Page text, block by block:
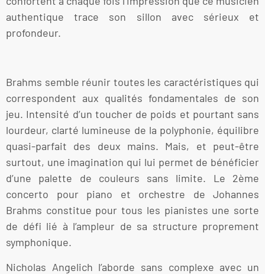
authentique trace son sillon avec sérieux et
profondeur.
Brahms semble réunir toutes les caractéristiques qui
correspondent aux qualités fondamentales de son
jeu. Intensité d’un toucher de poids et pourtant sans
lourdeur, clarté lumineuse de la polyphonie, équilibre
quasi-parfait des deux mains. Mais, et peut-être
surtout, une imagination qui lui permet de bénéficier
d’une palette de couleurs sans limite. Le 2ème
concerto pour piano et orchestre de Johannes
Brahms constitue pour tous les pianistes une sorte
de défi lié à l’ampleur de sa structure proprement
symphonique.
Nicholas Angelich l’aborde sans complexe avec un